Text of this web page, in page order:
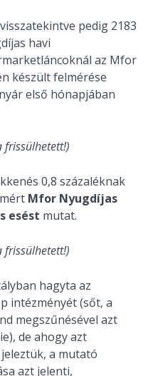
pedig 2183
havi
az Mfor
készült felmérése
első hónapjában
frissülhetett!)
0,8 százaléknak
Mfor Nyugdíjas
esést mutat.
frissülhetett!)
hagyta az
intézményét (sőt, a
megszűnésével azt
de ahogy azt
a mutató
azt jelenti,